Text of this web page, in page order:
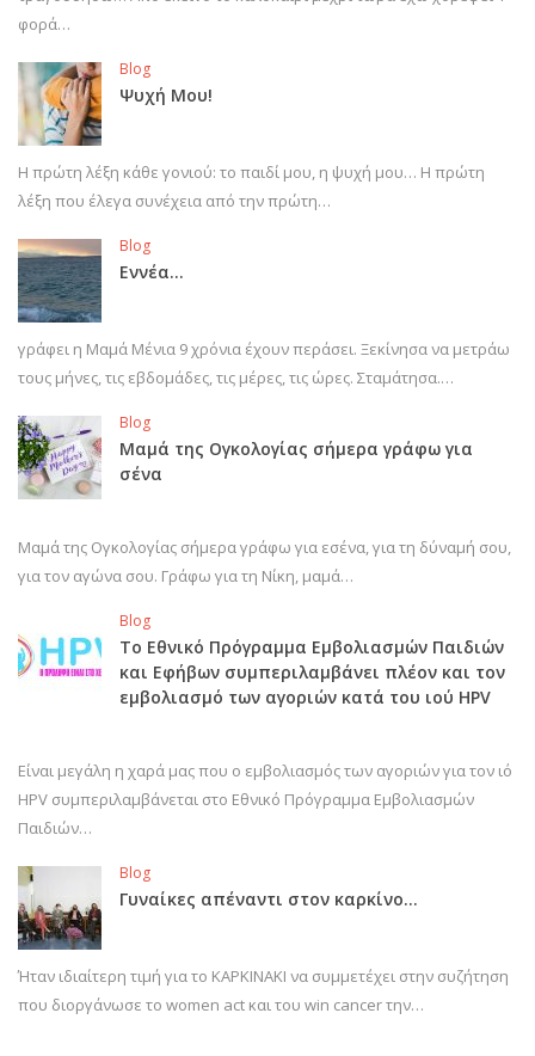
φορά…
Blog
Ψυχή Μου!
Η πρώτη λέξη κάθε γονιού: το παιδί μου, η ψυχή μου… Η πρώτη
λέξη που έλεγα συνέχεια από την πρώτη…
Blog
Εννέα…
γράφει η Μαμά Μένια 9 χρόνια έχουν περάσει. Ξεκίνησα να μετράω
τους μήνες, τις εβδομάδες, τις μέρες, τις ώρες. Σταμάτησα.…
Blog
Μαμά της Ογκολογίας σήμερα γράφω για
σένα
Μαμά της Ογκολογίας σήμερα γράφω για εσένα, για τη δύναμή σου,
για τον αγώνα σου. Γράφω για τη Νίκη, μαμά…
Blog
Το Εθνικό Πρόγραμμα Εμβολιασμών Παιδιών
και Εφήβων συμπεριλαμβάνει πλέον και τον
εμβολιασμό των αγοριών κατά του ιού HPV
Είναι μεγάλη η χαρά μας που ο εμβολιασμός των αγοριών για τον ιό
HPV συμπεριλαμβάνεται στο Εθνικό Πρόγραμμα Εμβολιασμών
Παιδιών…
Blog
Γυναίκες απέναντι στον καρκίνο…
Ήταν ιδιαίτερη τιμή για το ΚΑΡΚΙΝΑΚΙ να συμμετέχει στην συζήτηση
που διοργάνωσε το women act και του win cancer την…